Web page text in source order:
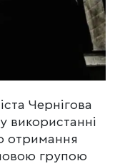
Чернігова
використанні
отримання
групою